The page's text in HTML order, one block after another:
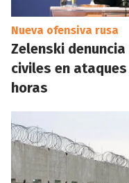
Nueva ofensiva rusa
Zelenski
civiles en
horas